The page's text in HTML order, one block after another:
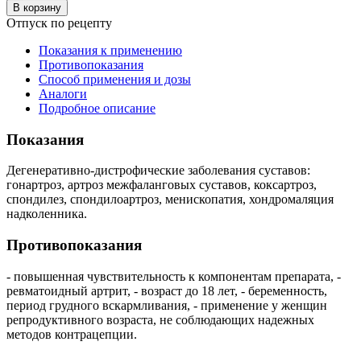
В корзину
Отпуск по рецепту
Показания к применению
Противопоказания
Способ применения и дозы
Аналоги
Подробное описание
Показания
Дегенеративно-дистрофические заболевания суставов:
гонартроз, артроз межфаланговых суставов, коксартроз,
спондилез, спондилоартроз, менископатия, хондромаляция
надколенника.
Противопоказания
- повышенная чувствительность к компонентам препарата, -
ревматоидный артрит, - возраст до 18 лет, - беременность,
период грудного вскармливания, - применение у женщин
репродуктивного возраста, не соблюдающих надежных
методов контрацепции.